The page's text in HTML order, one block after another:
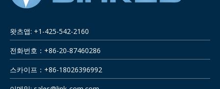
왓츠앱: +1-425-542-2160
전화번호：+86-20-87460286
스카이프：+86-18026396992